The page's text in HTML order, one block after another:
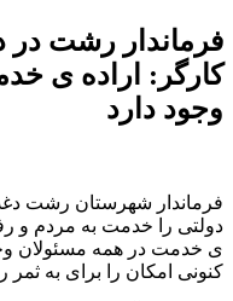
فرماندار رشت در
کارگر: اراده ی
وجود دارد
فرماندار شهرستان رشت
دولتی را خدمت به مردم و
ی خدمت در همه مسئولان
کنونی امکان را برای به